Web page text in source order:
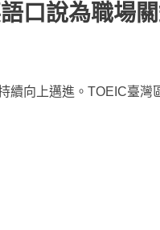
口說為職場
續向上邁進。TOEIC臺灣